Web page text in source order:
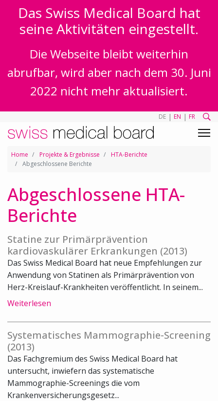
Das Swiss Medical Board hat
seine Aktivitäten eingestellt.
Die Webseite bleibt weiterhin
abrufbar, wird aber nach dem 30. Juni
2022 nicht mehr aktualisiert.
DE | EN | FR
Home Projekte & Ergebnisse
HTA-Berichte
Abgeschlossene Berichte
Abgeschlossene HTA-
Berichte
Statine zur Primärprävention
kardiovaskulärer Erkrankungen (2013)
Das Swiss Medical Board hat neue Empfehlungen zur
Anwendung von Statinen als Primärprävention von
Herz-Kreislauf-Krankheiten veröffentlicht. In seinem...
Weiterlesen
Systematisches Mammographie-Screening
(2013)
Das Fachgremium des Swiss Medical Board hat
untersucht, inwiefern das systematische
Mammographie-Screenings die vom
Krankenversicherungsgesetz...